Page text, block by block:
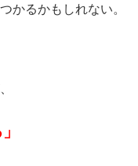
かるかもしれない。